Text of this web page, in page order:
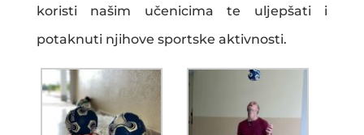
koristi našim učenicima te uljepšati i
potaknuti njihove sportske aktivnosti.